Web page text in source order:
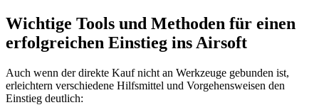
Wichtige Tools und Methoden für einen
erfolgreichen Einstieg ins Airsoft
Auch wenn der direkte Kauf nicht an Werkzeuge gebunden ist,
erleichtern verschiedene Hilfsmittel und Vorgehensweisen den
Einstieg deutlich: